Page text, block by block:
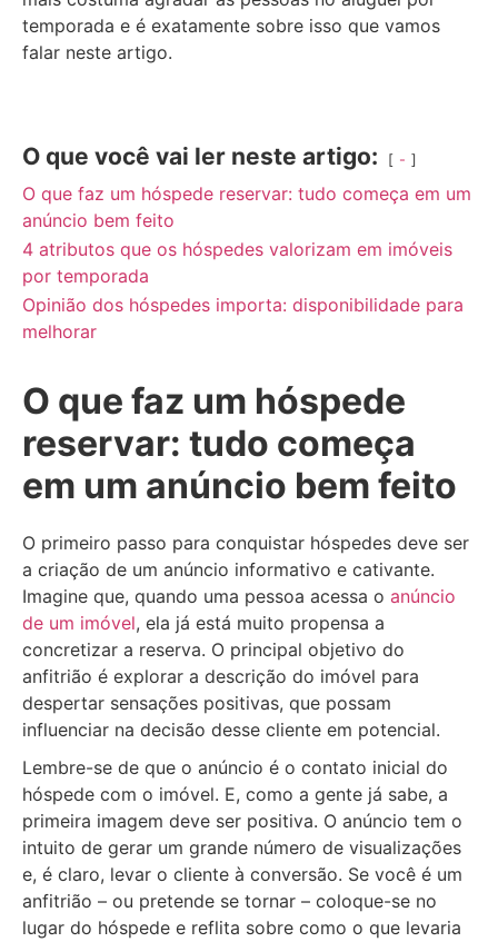
temporada e é exatamente sobre isso que vamos
falar neste artigo.
O que você vai ler neste artigo: -
O que faz um hóspede reservar: tudo começa em um
anúncio bem feito
4 atributos que os hóspedes valorizam em imóveis
por temporada
Opinião dos hóspedes importa: disponibilidade para
melhorar
O que faz um hóspede
reservar: tudo começa
em um anúncio bem feito
O primeiro passo para conquistar hóspedes deve ser
a criação de um anúncio informativo e cativante.
Imagine que, quando uma pessoa acessa o anúncio
de um imóvel, ela já está muito propensa a
concretizar a reserva. O principal objetivo do
anfitrião é explorar a descrição do imóvel para
despertar sensações positivas, que possam
influenciar na decisão desse cliente em potencial.
Lembre-se de que o anúncio é o contato inicial do
hóspede com o imóvel. E, como a gente já sabe, a
primeira imagem deve ser positiva. O anúncio tem o
intuito de gerar um grande número de visualizações
e, é claro, levar o cliente à conversão. Se você é um
anfitrião – ou pretende se tornar – coloque-se no
lugar do hóspede e reflita sobre como o que levaria